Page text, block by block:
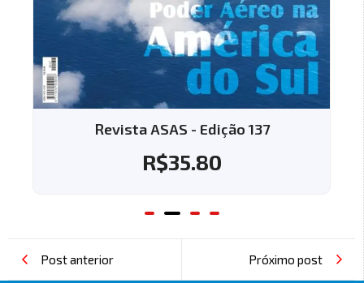
Revista ASAS - Edição 137
R$35.80
Post anterior Próximo post